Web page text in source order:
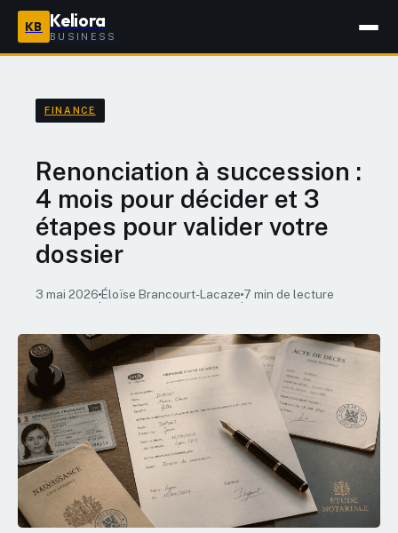
KB Keliora
BUSINESS
FINANCE
Renonciation à succession :
4 mois pour décider et 3
étapes pour valider votre
dossier
3 mai 2026
·
Éloïse Brancourt-Lacaze
·
7 min de lecture